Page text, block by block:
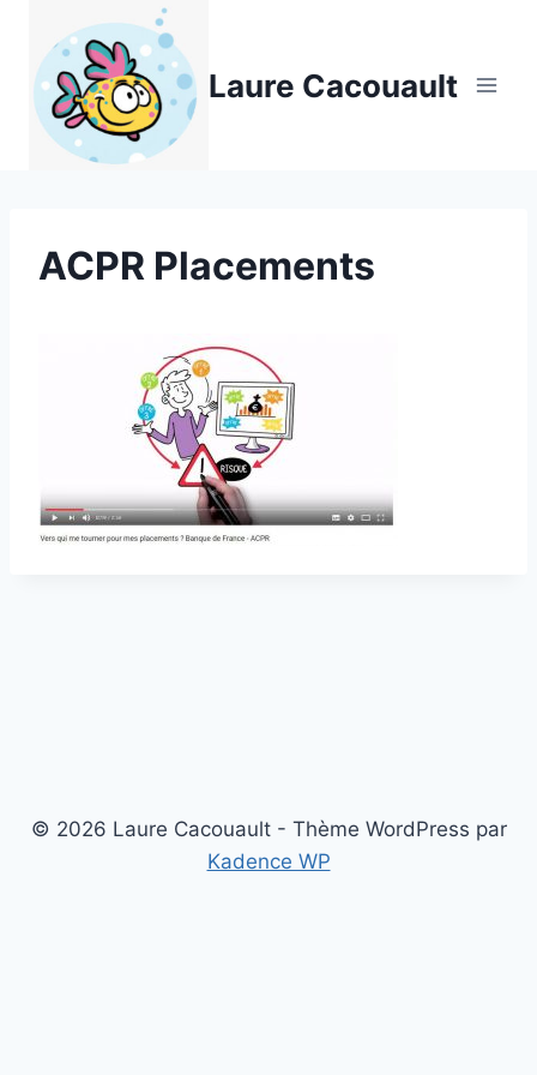
contenu
Laure Cacouault
ACPR Placements
© 2026 Laure Cacouault - Thème WordPress par
Kadence WP